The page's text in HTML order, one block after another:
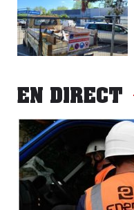
EN DIRECT